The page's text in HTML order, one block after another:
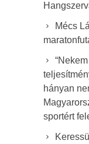
Mécs
hányan
sportért